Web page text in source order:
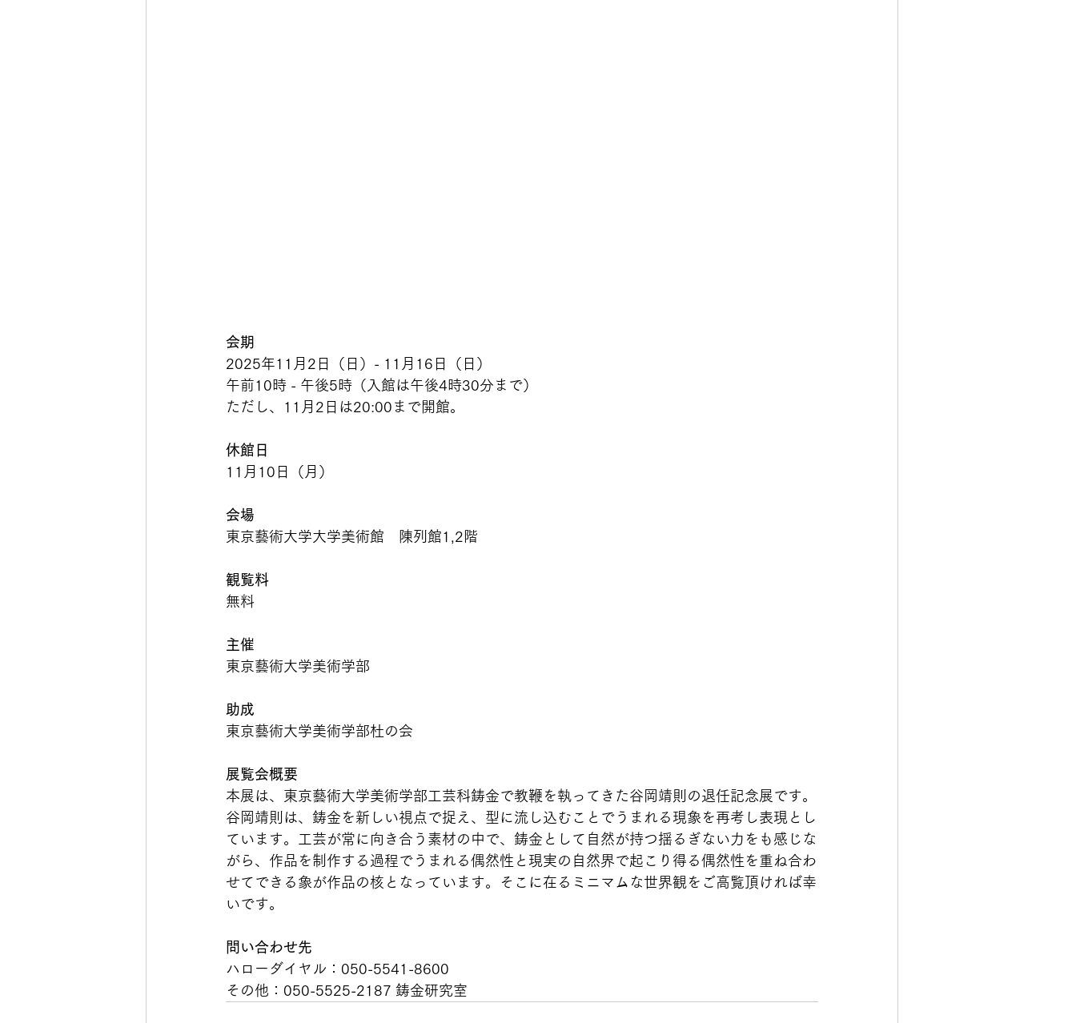
会期
2025年11月2日（日）- 11月16日（日）
午前10時 - 午後5時（入館は午後4時30分まで）
ただし、11月2日は20:00まで開館。
休館日
11月10日（月）
会場
東京藝術大学大学美術館　陳列館1,2階
観覧料
無料
主催
東京藝術大学美術学部
助成
東京藝術大学美術学部杜の会
展覧会概要
本展は、東京藝術大学美術学部工芸科鋳金で教鞭を執ってきた谷岡靖則の退任記念展です。
谷岡靖則は、鋳金を新しい視点で捉え、型に流し込むことでうまれる現象を再考し表現とし
ています。工芸が常に向き合う素材の中で、鋳金として自然が持つ揺るぎない力をも感じな
がら、作品を制作する過程でうまれる偶然性と現実の自然界で起こり得る偶然性を重ね合わ
せてできる象が作品の核となっています。そこに在るミニマムな世界観をご高覧頂ければ幸
いです。
問い合わせ先
ハローダイヤル：050-5541-8600
その他：050-5525-2187 鋳金研究室